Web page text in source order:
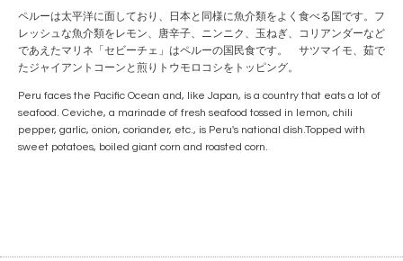
ペルーは太平洋に面しており、日本と同様に魚介類をよく食べる国です。フ
レッシュな魚介類をレモン、唐辛子、ニンニク、玉ねぎ、コリアンダーなど
であえたマリネ「セビーチェ」はペルーの国民食です。 サツマイモ、茹で
たジャイアントコーンと煎りトウモロコシをトッピング。
Peru faces the Pacific Ocean and, like Japan, is a country that eats a lot of
seafood. Ceviche, a marinade of fresh seafood tossed in lemon, chili
pepper, garlic, onion, coriander, etc., is Peru's national dish.Topped with
sweet potatoes, boiled giant corn and roasted corn.